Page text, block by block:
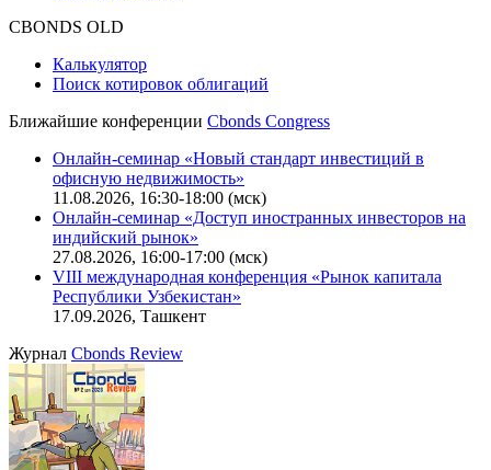
CBONDS OLD
Калькулятор
Поиск котировок облигаций
Ближайшие конференции Cbonds Congress
Онлайн-семинар «Новый стандарт инвестиций в
офисную недвижимость»
11.08.2026, 16:30-18:00 (мск)
Онлайн-семинар «Доступ иностранных инвесторов на
индийский рынок»
27.08.2026, 16:00-17:00 (мск)
VIII международная конференция «Рынок капитала
Республики Узбекистан»
17.09.2026, Ташкент
Журнал Cbonds Review